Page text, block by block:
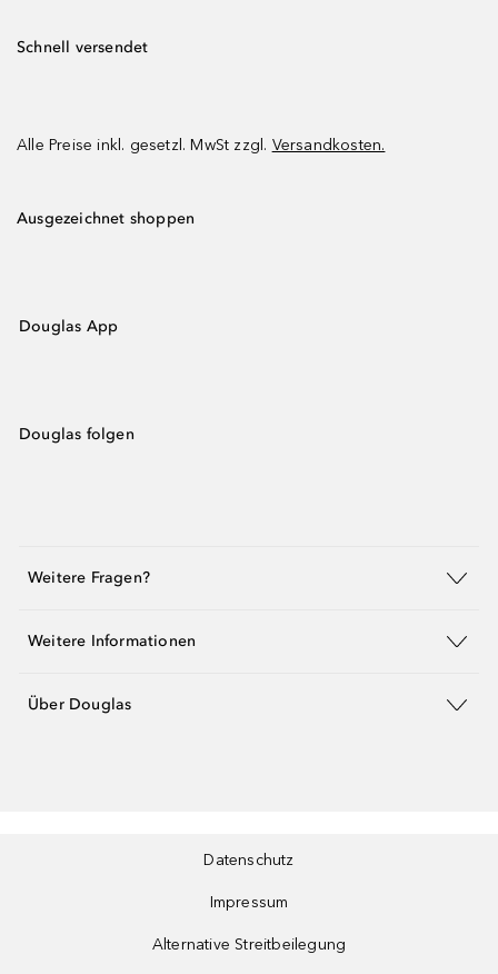
Schnell versendet
Alle Preise inkl. gesetzl. MwSt zzgl. Versandkosten.
Ausgezeichnet shoppen
Douglas App
Douglas folgen
Weitere Fragen?
Weitere Informationen
Über Douglas
Datenschutz
Impressum
Alternative Streitbeilegung